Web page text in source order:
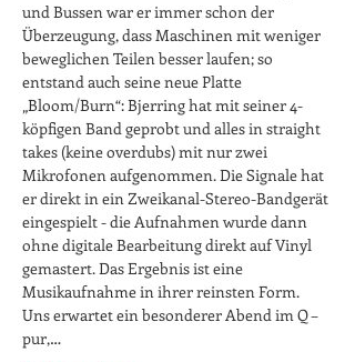
und Bussen war er immer schon der
Überzeugung, dass Maschinen mit weniger
beweglichen Teilen besser laufen; so
entstand auch seine neue Platte
„Bloom/Burn“: Bjerring hat mit seiner 4-
köpfigen Band geprobt und alles in straight
takes (keine overdubs) mit nur zwei
Mikrofonen aufgenommen. Die Signale hat
er direkt in ein Zweikanal-Stereo-Bandgerät
eingespielt - die Aufnahmen wurde dann
ohne digitale Bearbeitung direkt auf Vinyl
gemastert. Das Ergebnis ist eine
Musikaufnahme in ihrer reinsten Form.
Uns erwartet ein besonderer Abend im Q –
pur,…